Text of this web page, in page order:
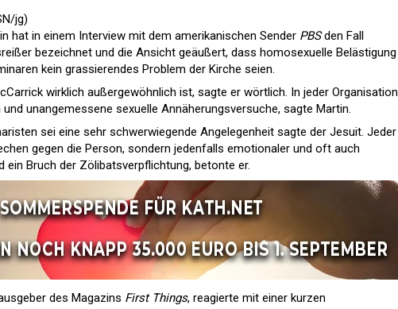
jg)
hat in einem Interview mit dem amerikanischen Sender PBSden Fall
bezeichnet und die Ansicht geäußert, dass homosexuelle Belästigung
kein grassierendes Problem der Kirche seien.
wirklich außergewöhnlich ist, sagte er wörtlich. In jeder Organisation
unangemessene sexuelle Annäherungsversuche, sagte Martin.
sei eine sehr schwerwiegende Angelegenheit sagte der Jesuit. Jeder
gegen die Person, sondern jedenfalls emotionaler und oft auch
ein Bruch der Zölibatsverpflichtung, betonte er.
des Magazins First Things, reagierte mit einer kurzen